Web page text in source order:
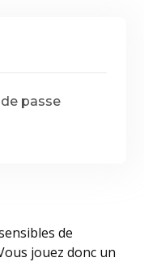
passe
de
jouez donc un